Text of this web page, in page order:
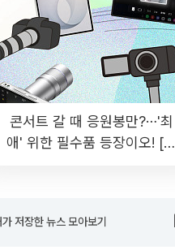
콘서트 갈 때 응원봉만?⋯'최
애' 위한 필수품 등장이오! [솔
가 저장한 뉴스 모아보기